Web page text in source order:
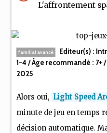
L'affrontement
familial avancé Editeur(s) :
1-4 / Âge recommandé : 7+ /
2025
Alors oui, Light Speed
minute de jeu en temps
décision automatique.